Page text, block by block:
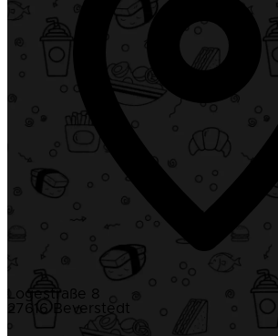
Logestraße 8
27616 Beverstedt